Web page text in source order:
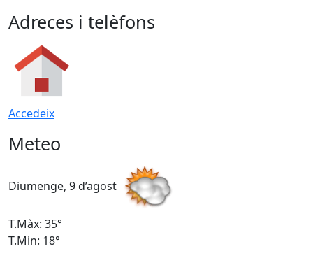
Adreces i telèfons
Accedeix
Meteo
Diumenge, 9 d’agost
T.Màx: 35°
T.Min: 18°